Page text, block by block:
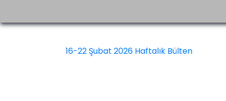
16-22 Şubat 2026 Haftalık Bülten